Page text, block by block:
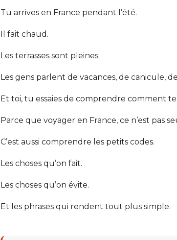
Tu arrives en France pendant l’été.
Il fait chaud.
Les terrasses sont pleines.
Les gens parlent de vacances, de canicule,
Et toi, tu essaies de comprendre comment
Parce que voyager en France, ce n’est pas
C’est aussi comprendre les petits codes.
Les choses qu’on fait.
Les choses qu’on évite.
Et les phrases qui rendent tout plus simple.